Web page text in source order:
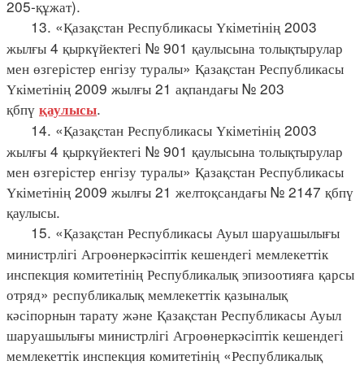
205-құжат).
13. «Қазақстан Республикасы Үкіметінің 2003
жылғы 4 қыркүйектегі № 901 қаулысына толықтырулар
мен өзгерістер енгізу туралы» Қазақстан Республикасы
Үкіметінің 2009 жылғы 21 ақпандағы № 203
қбпү қаулысы.
14. «Қазақстан Республикасы Үкіметінің 2003
жылғы 4 қыркүйектегі № 901 қаулысына толықтырулар
мен өзгерістер енгізу туралы» Қазақстан Республикасы
Үкіметінің 2009 жылғы 21 желтоқсандағы № 2147 қбпү
қаулысы.
15. «Қазақстан Республикасы Ауыл шаруашылығы
министрлігі Агроөнеркәсіптік кешендегі мемлекеттік
инспекция комитетінің Республикалық эпизоотияға қарсы
отряд» республикалық мемлекеттік қазыналық
кәсіпорнын тарату және Қазақстан Республикасы Ауыл
шаруашылығы министрлігі Агроөнеркәсіптік кешендегі
мемлекеттік инспекция комитетінің «Республикалық